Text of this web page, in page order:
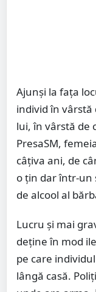
Ajunși la fața
individ în vârstă
lui, în vârstă de
PresaSM,
câțiva ani, de
o țin dar într-un
de alcool al
Lucru și mai
deţine în mod
pe care
lângă casă.